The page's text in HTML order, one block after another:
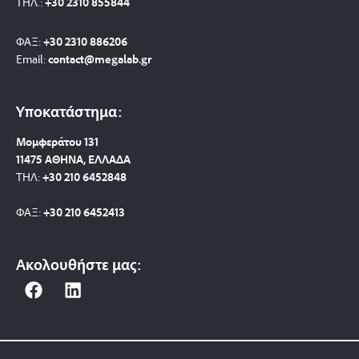
ΦΑΞ:+30 2310 886206
Email:contact@megalab.gr
Υποκατάστημα:
Μομφεράτου 131
11475 ΑΘΗΝΑ, ΕΛΛΑΔΑ
ΤΗΛ:+30 210 6452848
ΦΑΞ:+30 210 6452413
Ακολουθήστε μας:
F
e
L
k